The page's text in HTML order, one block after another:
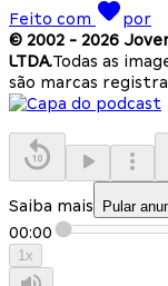
Feito com
por
© 2002 - 2026
LTDA.Todas as
são marcas
Saiba mais Pular
00:00
1x